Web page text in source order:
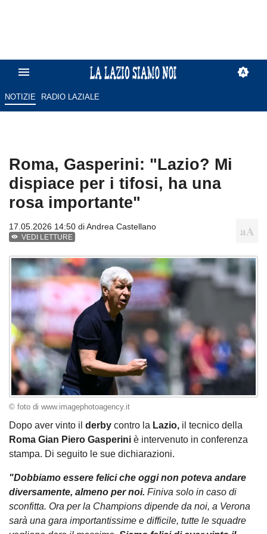
NOTIZIE RADIO LAZIALE
Roma, Gasperini: "Lazio? Mi
dispiace per i tifosi, ha una
rosa importante"
17.05.2026 14:50 diAndrea Castellano
VEDI LETTURE
© foto di www.imagephotoagency.it
Dopo aver vinto il derby contro la Lazio, il tecnico della
Roma Gian Piero Gasperini è intervenuto in conferenza
stampa. Di seguito le sue dichiarazioni.
"Dobbiamo essere felici che oggi non poteva andare
diversamente, almeno per noi. Finiva solo in caso di
sconfitta. Ora per la Champions dipende da noi, a Verona
sarà una gara importantissime e difficile, tutte le squadre